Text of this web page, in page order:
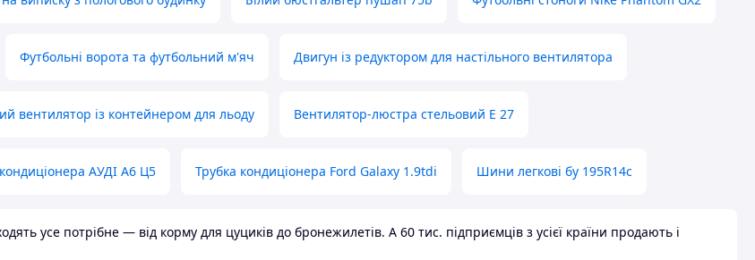
Футбольні ворота та футбольний м'яч Двигун із редуктором для настільного вентилятора
вентилятор із контейнером для льоду Вентилятор-люстра стельовий E 27
АУДІ А6 Ц5 Трубка кондиціонера Ford Galaxy 1.9tdi Шини легкові бу 195R14c
усе потрібне — від корму для цуциків до бронежилетів. А 60 тис. підприємців з усієї країни продають і